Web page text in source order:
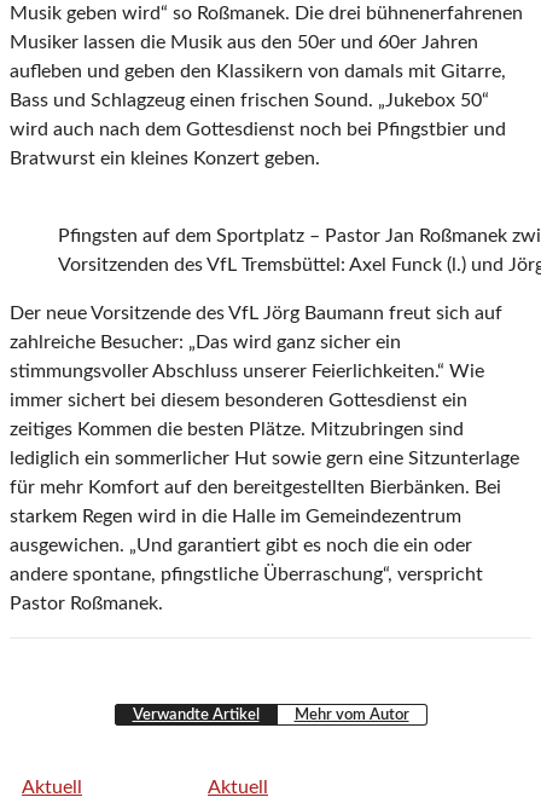
Musik geben wird“ so Roßmanek. Die drei bühnenerfahrenen
Musiker lassen die Musik aus den 50er und 60er Jahren
aufleben und geben den Klassikern von damals mit Gitarre,
Bass und Schlagzeug einen frischen Sound. „Jukebox 50“
wird auch nach dem Gottesdienst noch bei Pfingstbier und
Bratwurst ein kleines Konzert geben.
Pfingsten auf dem Sportplatz – Pastor Jan Roßmanek
Vorsitzenden des VfL Tremsbüttel: Axel Funck (l.) und
Der neue Vorsitzende des VfL Jörg Baumann freut sich auf
zahlreiche Besucher: „Das wird ganz sicher ein
stimmungsvoller Abschluss unserer Feierlichkeiten.“ Wie
immer sichert bei diesem besonderen Gottesdienst ein
zeitiges Kommen die besten Plätze. Mitzubringen sind
lediglich ein sommerlicher Hut sowie gern eine Sitzunterlage
für mehr Komfort auf den bereitgestellten Bierbänken. Bei
starkem Regen wird in die Halle im Gemeindezentrum
ausgewichen. „Und garantiert gibt es noch die ein oder
andere spontane, pfingstliche Überraschung“, verspricht
Pastor Roßmanek.
Verwandte Artikel Mehr vom Autor
Aktuell Aktuell